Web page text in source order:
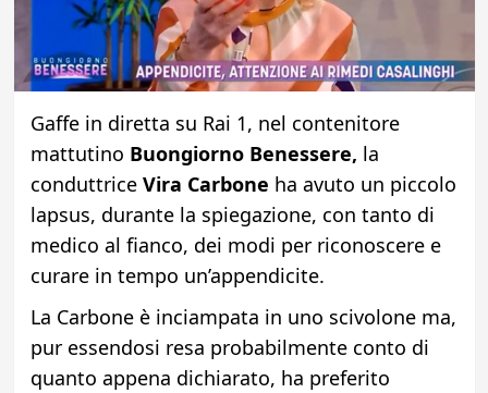
Gaffe in diretta su Rai 1, nel contenitore
mattutino Buongiorno Benessere, la
conduttrice Vira Carbone ha avuto un piccolo
lapsus, durante la spiegazione, con tanto di
medico al fianco, dei modi per riconoscere e
curare in tempo un’appendicite.
La Carbone è inciampata in uno scivolone ma,
pur essendosi resa probabilmente conto di
quanto appena dichiarato, ha preferito